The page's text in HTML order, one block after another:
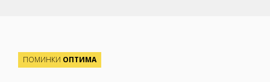
ПОМИНКИ ОПТИМА